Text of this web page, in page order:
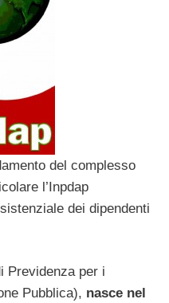
del complesso
l’Inpdap
dei dipendenti
Previdenza per i
Pubblica), nasce nel